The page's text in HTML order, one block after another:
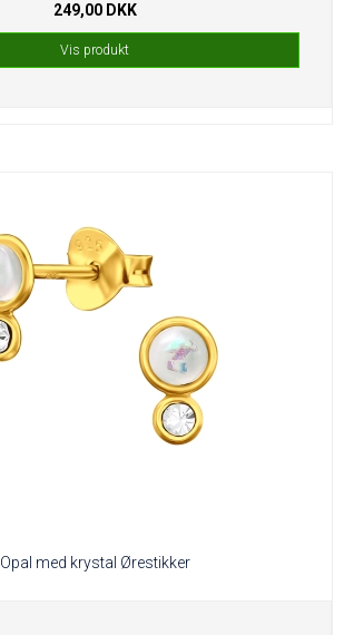
249,00 DKK
Vis produkt
Opal med krystal Ørestikker